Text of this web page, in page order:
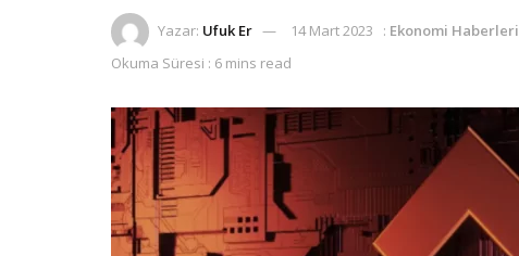
Yazar: Ufuk Er 14 Mart 2023 : Ekonomi Haberleri
Okuma Süresi : 6 mins read